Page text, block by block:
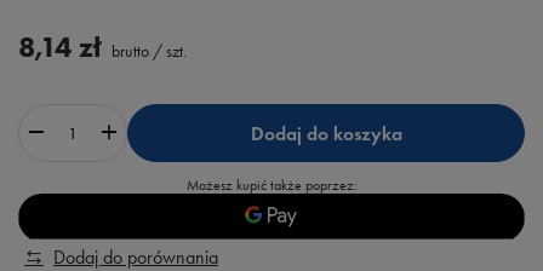
8,14 zł brutto / szt.
Dodaj do koszyka
Możesz kupić także poprzez:
Dodaj do porównania